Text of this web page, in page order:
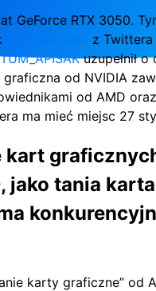
GeForce RTX 3050.
z Twittera
uzupełnił
od NVIDIA
od AMD
ma mieć miejsc 27
kart
jako tania karta
karty graficzne” od